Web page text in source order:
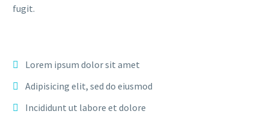
fugit.
Lorem ipsum dolor sit amet
Adipisicing elit, sed do eiusmod
Incididunt ut labore et dolore